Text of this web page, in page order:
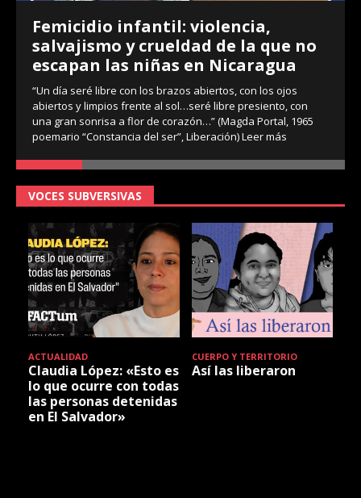
Femicidio infantil: violencia,
salvajismo y crueldad de la que no
escapan las niñas en Nicaragua
“Un día seré libre con los brazos abiertos, con los ojos
abiertos y limpios frente al sol…seré libre presiento, con
una gran sonrisa a flor de corazón…” (Magda Portal, 1965
poemario “Constancia del ser”, Liberación)Leer más
VOCES SUBVERSIVAS
ACTUALIDAD
Claudia López: «Esto es
lo que ocurre con todas
las personas detenidas
en El Salvador»
CUERPO Y TERRITORIO
Así las liberaron